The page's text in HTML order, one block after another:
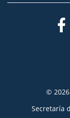
©
Secretaría